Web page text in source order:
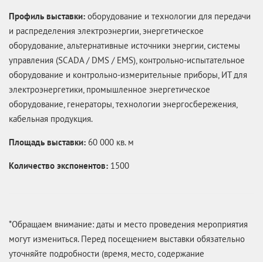
Профиль выставки: оборудование и технологии для передачи
и распределения электроэнергии, энергетическое
оборудование, альтернативные источники энергии, системы
управления (SCADA / DMS / EMS), контрольно-испытательное
оборудование и контрольно-измерительные приборы, ИТ для
электроэнергетики, промышленное энергетическое
оборудование, генераторы, технологии энергосбережения,
кабельная продукция.
Площадь выставки: 60 000 кв. м
Количество экспонентов: 1500
*Обращаем внимание: даты и место проведения мероприятия
могут измениться. Перед посещением выставки обязательно
уточняйте подробности (время, место, содержание